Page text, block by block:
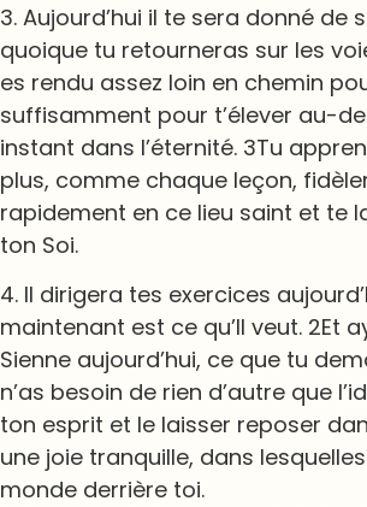
3. Aujourd’hui il te sera donné de
quoique tu retourneras sur les
es rendu assez loin en chemin
suffisamment pour t’élever au-
instant dans l’éternité. 3Tu
plus, comme chaque leçon,
rapidement en ce lieu saint et te
ton Soi.
4. Il dirigera tes exercices
maintenant est ce qu’Il veut. 2Et
Sienne aujourd’hui, ce que tu
n’as besoin de rien d’autre que
ton esprit et le laisser reposer
une joie tranquille, dans
monde derrière toi.